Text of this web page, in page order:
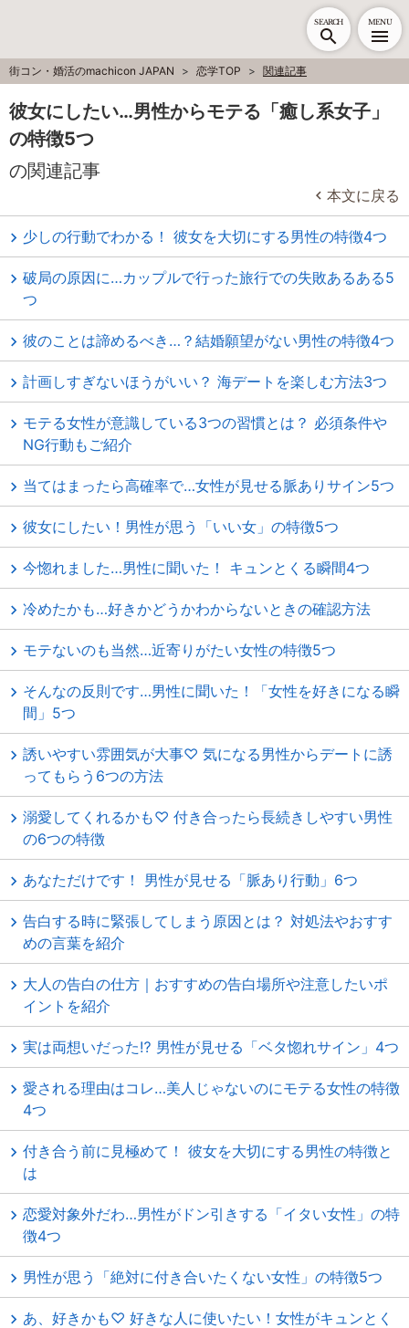
SEARCH MENU
街コン・婚活のmachicon JAPAN 恋学TOP 関連記事
彼女にしたい…男性からモテる「癒し系女子」
の特徴5つ
の関連記事
本文に戻る
少しの行動でわかる！ 彼女を大切にする男性の特徴4つ
破局の原因に…カップルで行った旅行での失敗あるある5
つ
彼のことは諦めるべき…？結婚願望がない男性の特徴4つ
計画しすぎないほうがいい？ 海デートを楽しむ方法3つ
モテる女性が意識している3つの習慣とは？ 必須条件や
NG行動もご紹介
当てはまったら高確率で…女性が見せる脈ありサイン5つ
彼女にしたい！男性が思う「いい女」の特徴5つ
今惚れました…男性に聞いた！ キュンとくる瞬間4つ
冷めたかも…好きかどうかわからないときの確認方法
モテないのも当然…近寄りがたい女性の特徴5つ
そんなの反則です…男性に聞いた！「女性を好きになる瞬
間」5つ
誘いやすい雰囲気が大事♡ 気になる男性からデートに誘
ってもらう6つの方法
溺愛してくれるかも♡ 付き合ったら長続きしやすい男性
の6つの特徴
あなただけです！ 男性が見せる「脈あり行動」6つ
告白する時に緊張してしまう原因とは？ 対処法やおすす
めの言葉を紹介
大人の告白の仕方｜おすすめの告白場所や注意したいポ
イントを紹介
実は両想いだった⁉ 男性が見せる「ベタ惚れサイン」4つ
愛される理由はコレ…美人じゃないのにモテる女性の特徴
4つ
付き合う前に見極めて！ 彼女を大切にする男性の特徴と
は
恋愛対象外だわ…男性がドン引きする「イタい女性」の特
徴4つ
男性が思う「絶対に付き合いたくない女性」の特徴5つ
あ、好きかも♡ 好きな人に使いたい！女性がキュンとく